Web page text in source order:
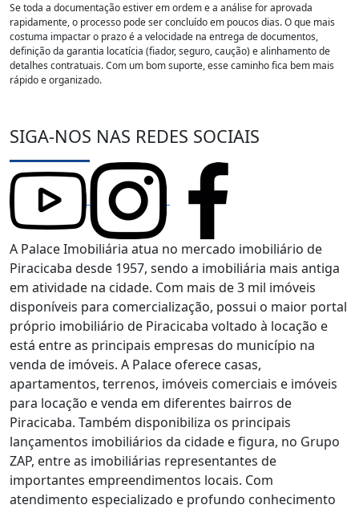
Se toda a documentação estiver em ordem e a análise for aprovada
rapidamente, o processo pode ser concluído em poucos dias. O que mais
costuma impactar o prazo é a velocidade na entrega de documentos,
definição da garantia locatícia (fiador, seguro, caução) e alinhamento de
detalhes contratuais. Com um bom suporte, esse caminho fica bem mais
rápido e organizado.
SIGA-NOS NAS REDES SOCIAIS
A Palace Imobiliária atua no mercado imobiliário de
Piracicaba desde 1957, sendo a imobiliária mais antiga
em atividade na cidade. Com mais de 3 mil imóveis
disponíveis para comercialização, possui o maior portal
próprio imobiliário de Piracicaba voltado à locação e
está entre as principais empresas do município na
venda de imóveis. A Palace oferece casas,
apartamentos, terrenos, imóveis comerciais e imóveis
para locação e venda em diferentes bairros de
Piracicaba. Também disponibiliza os principais
lançamentos imobiliários da cidade e figura, no Grupo
ZAP, entre as imobiliárias representantes de
importantes empreendimentos locais. Com
atendimento especializado e profundo conhecimento